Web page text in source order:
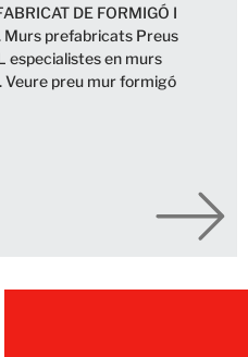
DE FORMIGÓ I
Murs prefabricats Preus
especialistes en murs
preu mur formigó